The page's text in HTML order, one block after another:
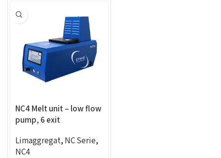
NC4 Melt unit – low flow
pump, 6 exit
Limaggregat, NC Serie,
NC4